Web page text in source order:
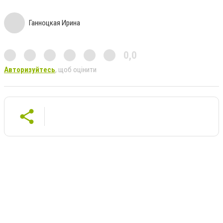
Ганноцкая Ирина
0,0
Авторизуйтесь, щоб оцінити